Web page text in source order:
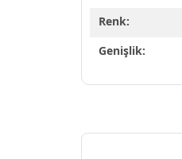
Renk:
Genişlik: